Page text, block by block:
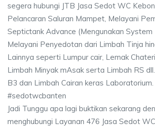
segera hubungi JTB Jasa Sedot WC
Pelancaran Saluran Mampet, Melayani
Septictank Advance (Mengunakan System
Melayani Penyedotan dari Limbah Tinja
Lainnya seperti Lumpur cair, Lemak
Limbah Minyak mAsak serta Limbah RS
B3 dan Limbah Cairan keras Laboratorium.
#sedotwcbanten
Jadi Tunggu apa lagi buktikan sekarang
menghubungi Layanan 476 Jasa Sedot